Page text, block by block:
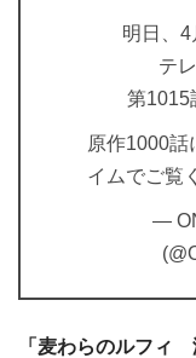
明日、
テ
第1015
原作1000話
イムでご覧
—
「麦わらのルフィ